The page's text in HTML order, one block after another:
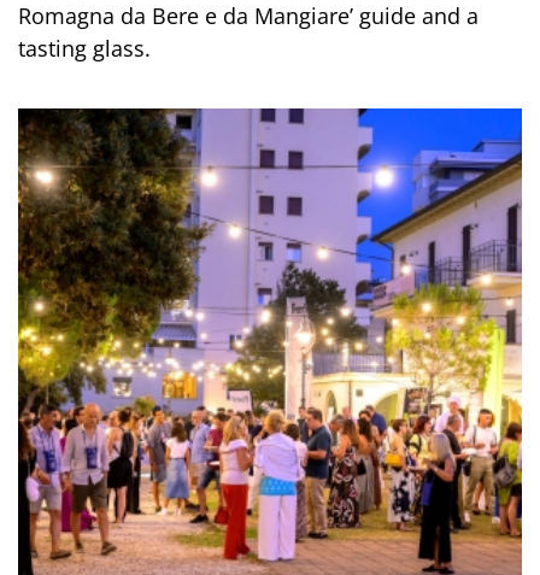
Romagna da Bere e da Mangiare’ guide and a
tasting glass.